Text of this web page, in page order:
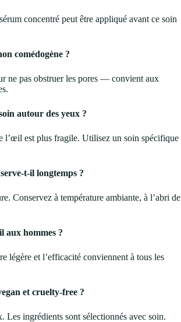
concentré peut être appliqué avant ce soin
comédogène ?
ne pas obstruer les pores — convient aux
autour des yeux ?
l’œil est plus fragile. Utilisez un soin spécifique
t-il longtemps ?
Conservez à température ambiante, à l’abri de
aux hommes ?
légère et l’efficacité conviennent à tous les
et cruelty-free ?
Les ingrédients sont sélectionnés avec soin.